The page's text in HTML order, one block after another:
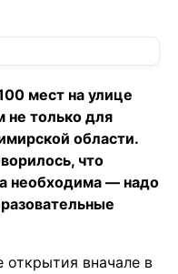
мест на улице
не только для
области.
что
необходима — надо
вначале в